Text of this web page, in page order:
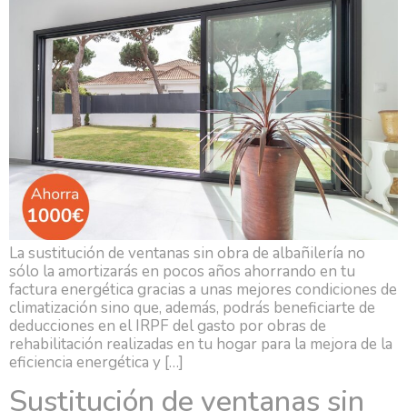
La sustitución de ventanas sin obra de albañilería no
sólo la amortizarás en pocos años ahorrando en tu
factura energética gracias a unas mejores condiciones de
climatización sino que, además, podrás beneficiarte de
deducciones en el IRPF del gasto por obras de
rehabilitación realizadas en tu hogar para la mejora de la
eficiencia energética y […]
Sustitución de ventanas sin